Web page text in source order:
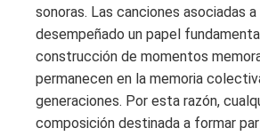
sonoras. Las canciones asociadas a
desempeñado un papel
construcción de momentos
permanecen en la memoria
generaciones. Por esta razón,
composición destinada a formar